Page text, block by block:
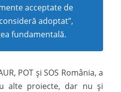
acceptate de
adoptat”,
fundamentală.
POT și SOS România, a
alte proiecte, dar nu și